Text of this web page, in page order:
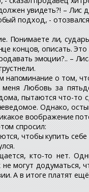
увидеть?! – Лис
подход, -
Понимаете ли,
концов, описать.
эмоции?.. –
о том,
меня Любовь за
пытаются что-то
Однако,
воображение
спросил:
чтобы купить
кто-то нет.
могут додуматься,
А в итоге платят